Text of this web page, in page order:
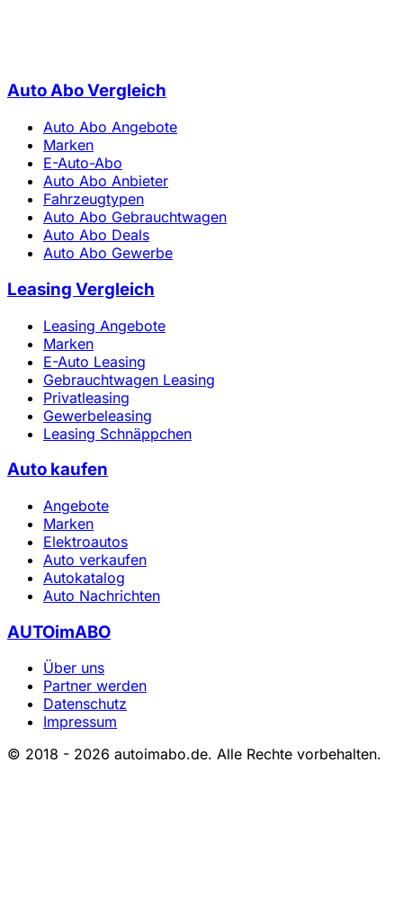
Auto Abo Vergleich
Auto Abo Angebote
Marken
E-Auto-Abo
Auto Abo Anbieter
Fahrzeugtypen
Auto Abo Gebrauchtwagen
Auto Abo Deals
Auto Abo Gewerbe
Leasing Vergleich
Leasing Angebote
Marken
E-Auto Leasing
Gebrauchtwagen Leasing
Privatleasing
Gewerbeleasing
Leasing Schnäppchen
Auto kaufen
Angebote
Marken
Elektroautos
Auto verkaufen
Autokatalog
Auto Nachrichten
AUTOimABO
Über uns
Partner werden
Datenschutz
Impressum
© 2018 - 2026 autoimabo.de. Alle Rechte vorbehalten.